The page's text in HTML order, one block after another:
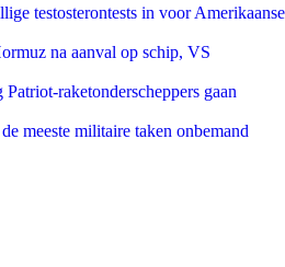
testosterontests in voor Amerikaanse
na aanval op schip, VS
raketonderscheppers gaan
meeste militaire taken onbemand